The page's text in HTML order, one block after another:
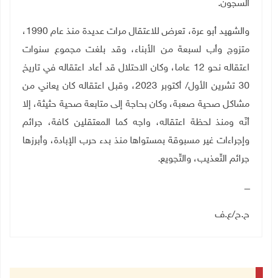
السجون.
والشهيد أبو عرة، تعرض للاعتقال مرات عديدة منذ عام 1990،
متزوج وأب لسبعة من الأبناء، وقد بلغت مجموع سنوات
اعتقاله نحو 12 عاما، وكان الاحتلال قد أعاد اعتقاله في تاريخ
30 تشرين الأول/ أكتوبر 2023، وقبل اعتقاله كان يعاني من
مشاكل صحية صعبة، وكان بحاجة إلى متابعة صحية حثيثة، إلا
أنّه ومنذ لحظة اعتقاله، واجه كما المعتقلين كافة، جرائم
وإجراءات غير مسبوقة بمستواها منذ بدء حرب الإبادة، وأبرزها
جرائم التّعذيب، والتّجويع.
ــــ
ح.ح/ع.ف